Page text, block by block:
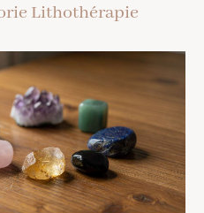
Lithothérapie